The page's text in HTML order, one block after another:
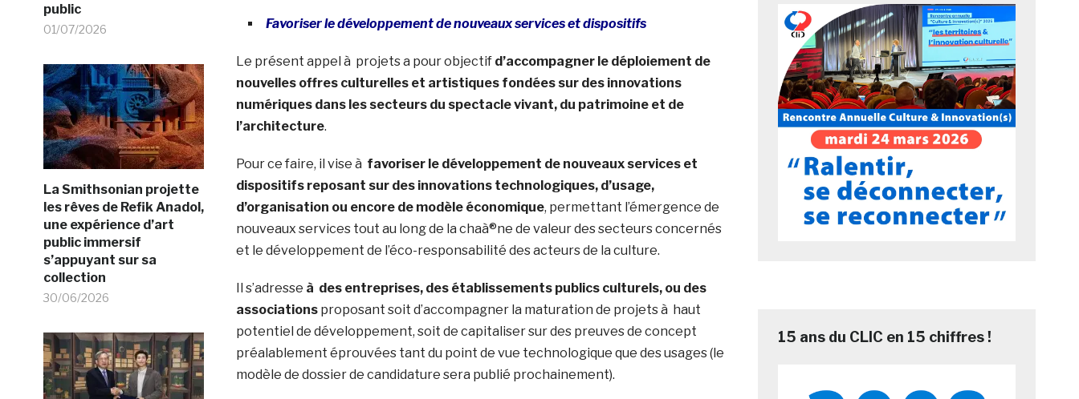
public
01/07/2026
La Smithsonian projette
les rêves de Refik Anadol,
une expérience d’art
public immersif
s’appuyant sur sa
collection
30/06/2026
Favoriser le développement de nouveaux services et dispositifs
Le présent appel à projets a pour objectif d’accompagner le déploiement de
nouvelles offres culturelles et artistiques fondées sur des innovations
numériques dans les secteurs du spectacle vivant, du patrimoine et de
l’architecture.
Pour ce faire, il vise à favoriser le développement de nouveaux services et
dispositifs reposant sur des innovations technologiques, d’usage,
d’organisation ou encore de modèle économique, permettant l’émergence de
nouveaux services tout au long de la chaà®ne de valeur des secteurs concernés
et le développement de l’éco-responsabilité des acteurs de la culture.
Il s’adresse à des entreprises, des établissements publics culturels, ou des
associationsproposant soit d’accompagner la maturation de projets à haut
potentiel de développement, soit de capitaliser sur des preuves de concept
préalablement éprouvées tant du point de vue technologique que des usages (le
modèle de dossier de candidature sera publié prochainement).
15 ans du CLIC en 15 chiffres !